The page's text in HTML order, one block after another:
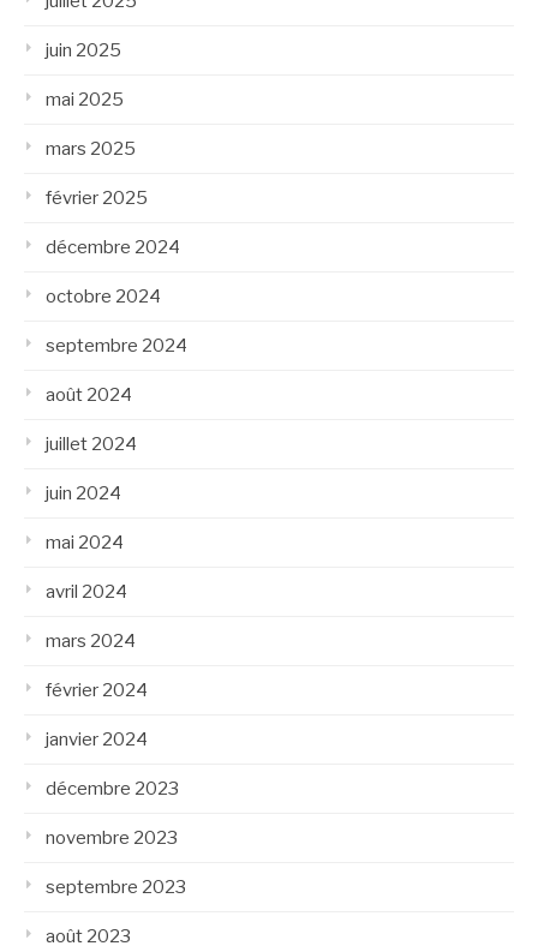
juin 2025
mai 2025
mars 2025
février 2025
décembre 2024
octobre 2024
septembre 2024
août 2024
juillet 2024
juin 2024
mai 2024
avril 2024
mars 2024
février 2024
janvier 2024
décembre 2023
novembre 2023
septembre 2023
août 2023